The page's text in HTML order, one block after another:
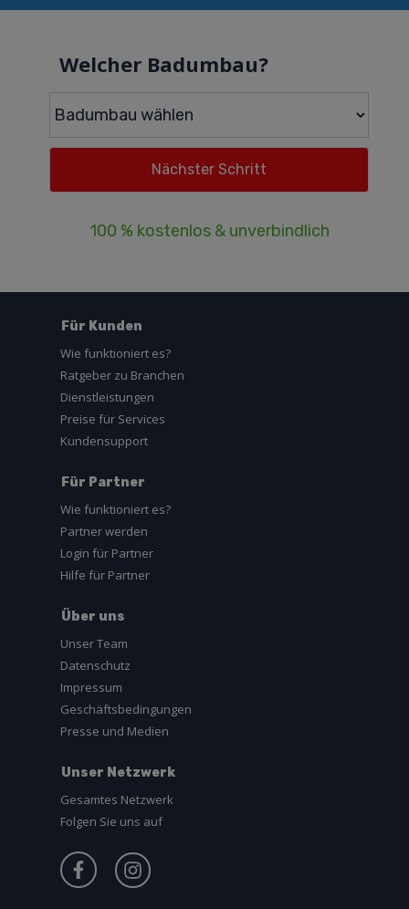
Welcher Badumbau?
100 % kostenlos & unverbindlich
Für Kunden
Wie funktioniert es?
Ratgeber zu Branchen
Dienstleistungen
Preise für Services
Kundensupport
Für Partner
Wie funktioniert es?
Partner werden
Login für Partner
Hilfe für Partner
Über uns
Unser Team
Datenschutz
Impressum
Geschäftsbedingungen
Presse und Medien
Unser Netzwerk
Gesamtes Netzwerk
Folgen Sie uns auf